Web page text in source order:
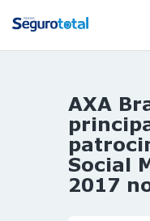
AXA
Social
2017